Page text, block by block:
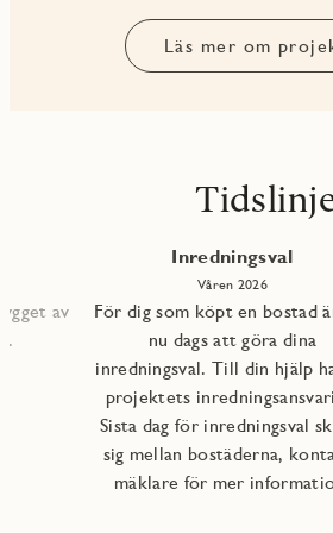
Läs mer om
av
Inredningsval
Våren 2026
För dig som köpt en bostad
nu dags att göra dina
inredningsval. Till din hjälp
projektets
Sista dag för inredningsval
sig mellan bostäderna,
mäklare för mer